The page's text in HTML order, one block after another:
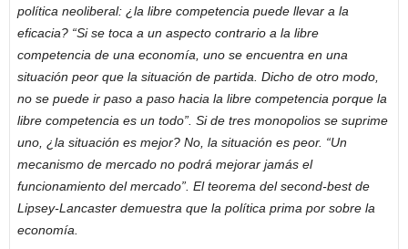
política neoliberal: ¿la libre competencia puede llevar a la
eficacia? “Si se toca a un aspecto contrario a la libre
competencia de una economía, uno se encuentra en una
situación peor que la situación de partida. Dicho de otro modo,
no se puede ir paso a paso hacia la libre competencia porque la
libre competencia es un todo”. Si de tres monopolios se suprime
uno, ¿la situación es mejor? No, la situación es peor. “Un
mecanismo de mercado no podrá mejorar jamás el
funcionamiento del mercado”. El teorema del second-best de
Lipsey-Lancaster demuestra que la política prima por sobre la
economía.